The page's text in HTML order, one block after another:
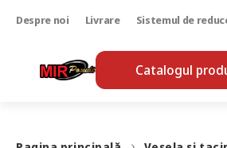
Despre noi Livrare Sistemul de
Catalogul